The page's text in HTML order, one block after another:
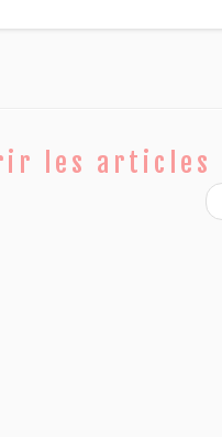
les articles